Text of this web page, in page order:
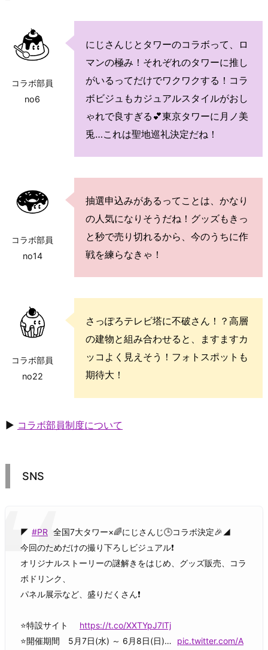
コラボ部員
no6
にじさんじとタワーのコラボって、ロ
マンの極み！それぞれのタワーに推し
がいるってだけでワクワクする！コラ
ボビジュもカジュアルスタイルがおし
ゃれで良すぎる💕東京タワーに月ノ美
兎…これは聖地巡礼決定だね！
コラボ部員
no14
抽選申込みがあるってことは、かなり
の人気になりそうだね！グッズもきっ
と秒で売り切れるから、今のうちに作
戦を練らなきゃ！
コラボ部員
no22
さっぽろテレビ塔に不破さん！？高層
の建物と組み合わせると、ますますカ
ッコよく見えそう！フォトスポットも
期待大！
▶ コラボ部員制度について
SNS
◤ #PR 全国7大タワー×🌈にじさんじ🕒️コラボ決定🎉◢
今回のためだけの撮り下ろしビジュアル❗️
オリジナルストーリーの謎解きをはじめ、グッズ販売、コラ
ボドリンク、
パネル展示など、盛りだくさん❗️
⭐特設サイト
https://t.co/XXTYpJ7lTj
⭐開催期間 5月7日(水) ～ 6月8日(日)…
pic.twitter.com/A